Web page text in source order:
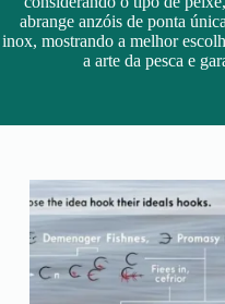
abrange anzóis de ponta
inox, mostrando a melhor
a arte da pesca e